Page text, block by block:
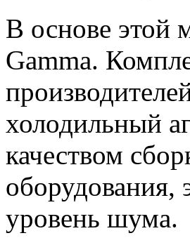
В основе этой
Gamma.
холодильный
качеством
оборудования,
уровень шума.